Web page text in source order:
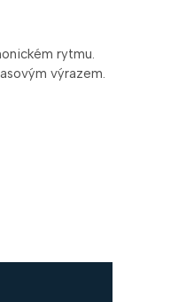
rytmu.
výrazem.